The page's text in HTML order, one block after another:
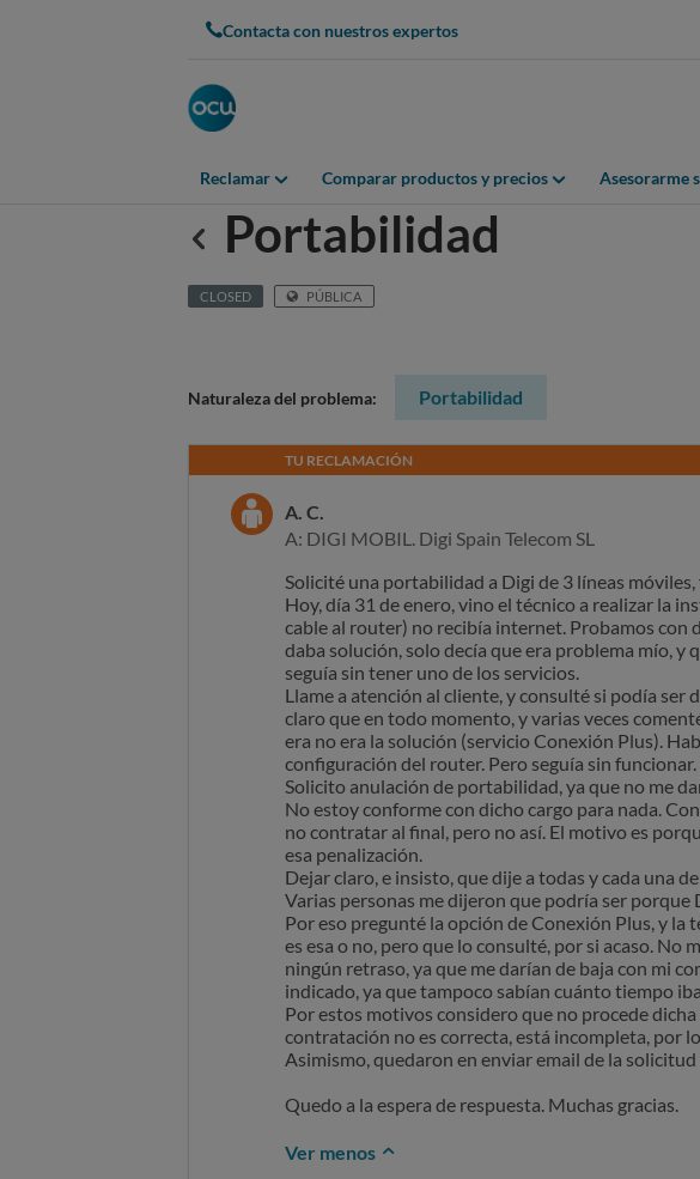
Contacta con nuestros expertos
Reclamar Comparar productos y precios Asesorarme
Anterior
Portabilidad
CLOSED PÚBLICA
Naturaleza del problema: Portabilidad
TU RECLAMACIÓN
A. C.
A: DIGI MOBIL. Digi Spain Telecom SL
Solicité una portabilidad a Digi de 3 líneas
Hoy, día 31 de enero, vino el técnico a realizar la
cable al router) no recibía internet. Probamos con
daba solución, solo decía que era problema mío, y
seguía sin tener uno de los servicios.
Llame a atención al cliente, y consulté si podía
claro que en todo momento, y varias veces
era no era la solución (servicio Conexión Plus).
configuración del router. Pero seguía sin
Solicito anulación de portabilidad, ya que no me
No estoy conforme con dicho cargo para nada.
no contratar al final, pero no así. El motivo es
esa penalización.
Dejar claro, e insisto, que dije a todas y cada una
Varias personas me dijeron que podría ser
Por eso pregunté la opción de Conexión Plus, y la
es esa o no, pero que lo consulté, por si acaso.
ningún retraso, ya que me darían de baja con mi
indicado, ya que tampoco sabían cuánto tiempo
Por estos motivos considero que no procede
contratación no es correcta, está incompleta, por
Asimismo, quedaron en enviar email de la
Quedo a la espera de respuesta. Muchas gracias.
Ver menos